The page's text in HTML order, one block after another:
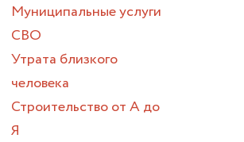
Муниципальные услуги
СВО
Утрата близкого
человека
Строительство от А до
Я